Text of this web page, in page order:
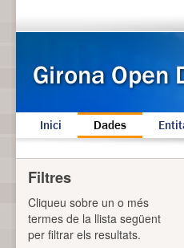
Inici Dades
Filtres
Cliqueu sobre un o més
termes de la llista següent
per filtrar els resultats.